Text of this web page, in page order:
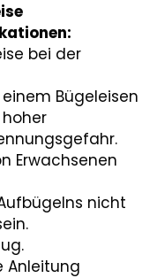
bei der
Bügeleisen
Erwachsenen
nicht
Anleitung